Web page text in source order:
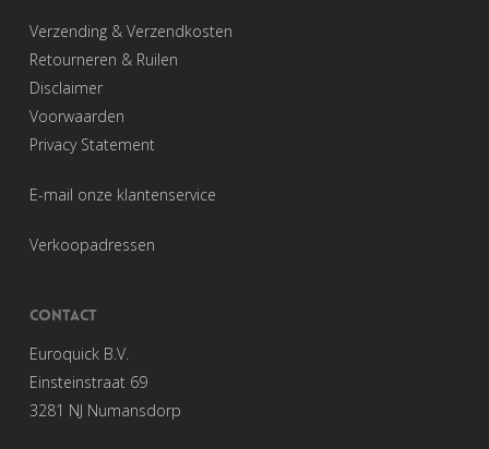
Verzending & Verzendkosten
Retourneren & Ruilen
Disclaimer
Voorwaarden
Privacy Statement
E-mail onze klantenservice
Verkoopadressen
CONTACT
Euroquick B.V.
Einsteinstraat 69
3281 NJ Numansdorp